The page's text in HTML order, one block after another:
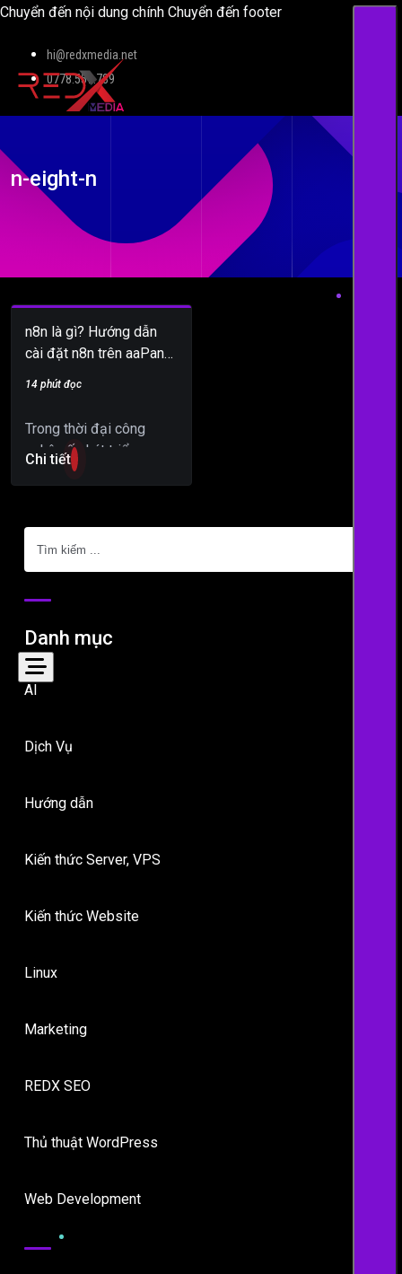
Chuyển đến nội dung chính Chuyển đến footer
hi@redxmedia.net
0778.559.789
n-eight-n
n8n là gì? Hướng dẫn
cài đặt n8n trên aaPanel
với Docker
14 phút đọc
Trong thời đại công
nghệ số phát triển mạnh
mẽ như hiện nay, nhu cầu
Chi tiết
Danh mục
AI
Dịch Vụ
Hướng dẫn
Kiến thức Server, VPS
Kiến thức Website
Linux
Marketing
REDX SEO
Thủ thuật WordPress
Web Development